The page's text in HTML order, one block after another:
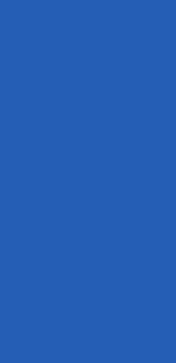
蜗杆减速机
减速机（减
（减速器）
（减速器）
（减速器）
包络减速机
机（减速器
器）、干粉
专用减速机
焊管机组用
化机平面环
环面包络蜗